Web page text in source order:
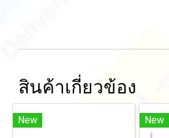
สินค้าเกี่ยวข้อง
New New